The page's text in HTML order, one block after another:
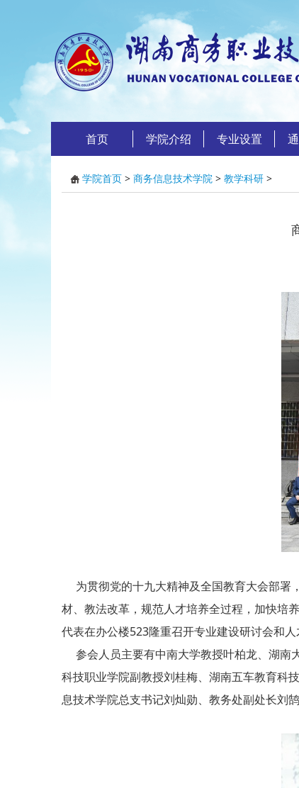
首页 学院介绍 专业设置
学院首页 > 商务信息技术学院 > 教学科研 >
为贯彻党的十九大精神及全国教育大会部署
材、教法改革，规范人才培养全过程，加快培
代表在办公楼523隆重召开专业建设研讨会和人
参会人员主要有中南大学教授叶柏龙、湖南
科技职业学院副教授刘桂梅、湖南五车教育科
息技术学院总支书记刘灿勋、教务处副处长刘